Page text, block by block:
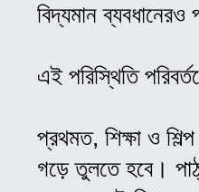
বিদ্যমান
এই পরিস্থিতি
প্রথমত, শিক্ষা ও
গড়ে তুলতে হবে।